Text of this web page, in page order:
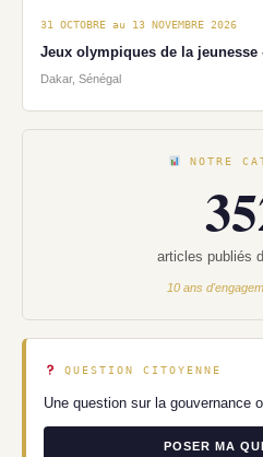
31 OCTOBRE au 13 NOVEMBRE 2026
Jeux olympiques de la jeunesse
Dakar, Sénégal
NOTRE
articles publiés
10 ans
QUESTION CITOYENNE
Une question sur la gouvernance
POSER MA